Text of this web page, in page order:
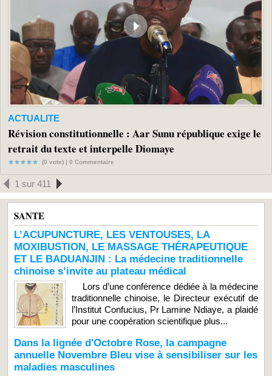
ACTUALITE
Révision constitutionnelle : Aar Sunu république exige le
retrait du texte et interpelle Diomaye
(0 vote) | 0 Commentaire
1 sur 411
SANTE
L’ACUPUNCTURE, LES VENTOUSES, LA
MOXIBUSTION, LE MASSAGE THÉRAPEUTIQUE
ET LE BADUANJIN : La médecine traditionnelle
chinoise s’invite au plateau médical
Lors d’une conférence dédiée à la médecine
traditionnelle chinoise, le Directeur exécutif de
l’Institut Confucius, Pr Lamine Ndiaye, a plaidé
pour une coopération scientifique plus...
Dans la lignée d'Octobre Rose, la campagne
annuelle Novembre Bleu vise à sensibiliser sur les
maladies masculines